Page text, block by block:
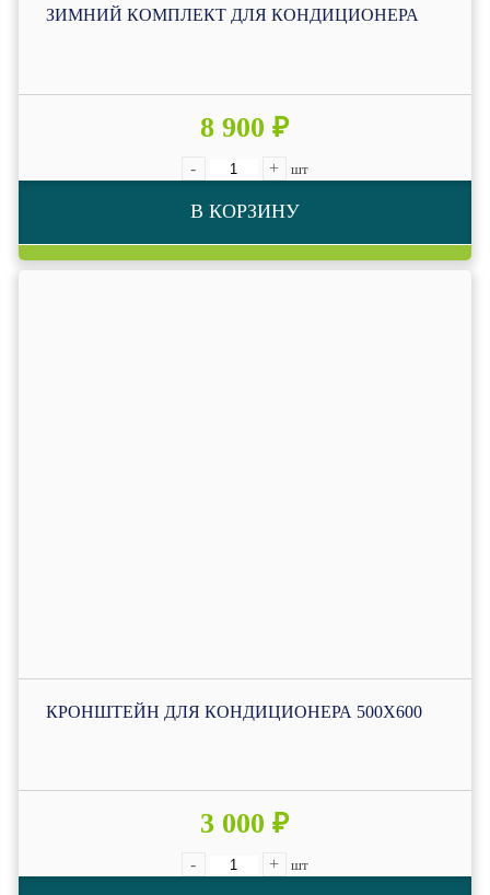
ЗИМНИЙ КОМПЛЕКТ ДЛЯ КОНДИЦИОНЕРА
8 900 ₽
- + шт
В КОРЗИНУ
КРОНШТЕЙН ДЛЯ КОНДИЦИОНЕРА 500Х600
3 000 ₽
- + шт